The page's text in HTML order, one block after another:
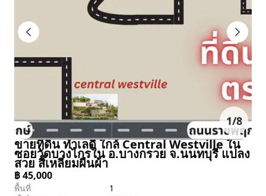
1/8
ขายที่ดิน ทำเลดี ใกล้ Central Westville ใน
ซอยวัดบางไกรใน อ.บางกรวย จ.นนทบุรี แปลง
สวย สี่เหลี่ยมผืนผ้า
฿45,000
พื้นที่
1